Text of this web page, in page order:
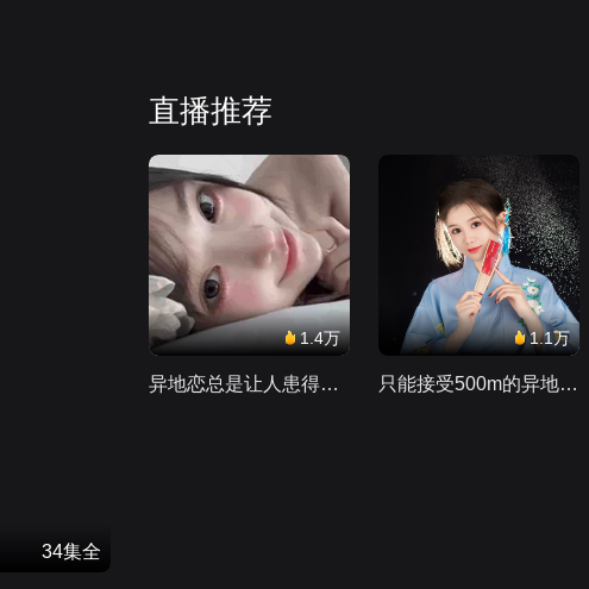
34集全
直播推荐
1.4万
异地恋总是让人患得患失。。。
1.1万
只能接受500m的异地恋，电动车没电了......